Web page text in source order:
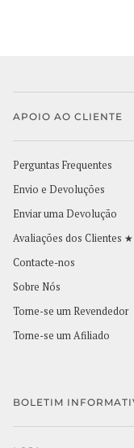
APOIO AO CLIENTE
Perguntas Frequentes
Envio e Devoluções
Enviar uma Devolução
Avaliações dos
Contacte-nos
Sobre Nós
Torne-se um Revendedor
Torne-se um Afiliado
BOLETIM